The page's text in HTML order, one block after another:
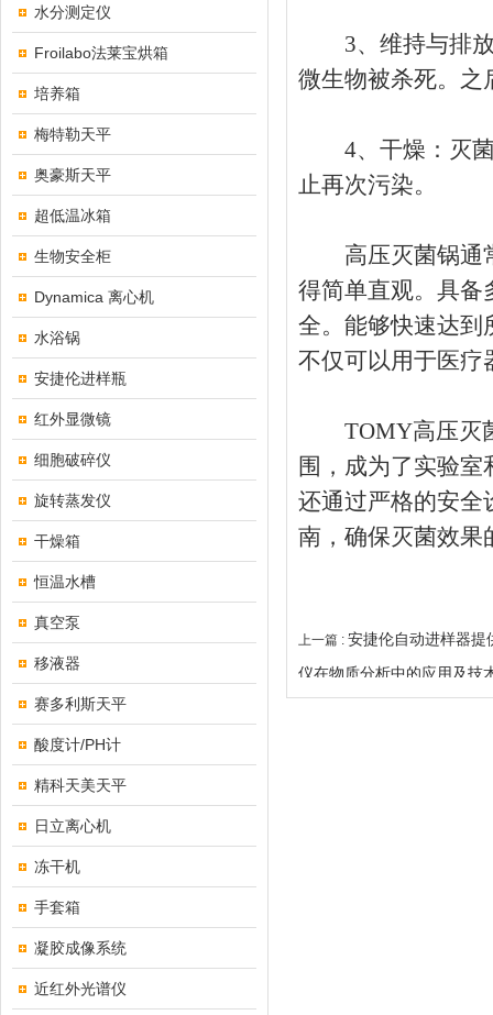
水分测定仪
Froilabo法莱宝烘箱
培养箱
梅特勒天平
奥豪斯天平
超低温冰箱
生物安全柜
Dynamica 离心机
水浴锅
安捷伦进样瓶
红外显微镜
细胞破碎仪
旋转蒸发仪
干燥箱
恒温水槽
真空泵
移液器
赛多利斯天平
酸度计/PH计
精科天美天平
日立离心机
冻干机
手套箱
凝胶成像系统
近红外光谱仪
3、维持与排放
微生物被杀死。之
4、干燥：灭菌
止再次污染。
高压灭菌锅通常
得简单直观。具备
全。能够快速达到
不仅可以用于医疗
TOMY高压灭菌
围，成为了实验
还通过严格的安全
南，确保灭菌效果
上一篇 : 安捷伦自动进样器提
仪在物质分析中的应用及技